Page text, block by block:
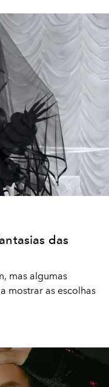
das
mas algumas
mostrar as escolhas